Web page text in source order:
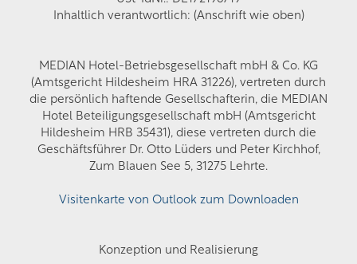
Inhaltlich verantwortlich: (Anschrift wie oben)
MEDIAN Hotel-Betriebsgesellschaft mbH & Co. KG
(Amtsgericht Hildesheim HRA 31226), vertreten durch
die persönlich haftende Gesellschafterin, die MEDIAN
Hotel Beteiligungsgesellschaft mbH (Amtsgericht
Hildesheim HRB 35431), diese vertreten durch die
Geschäftsführer Dr. Otto Lüders und Peter Kirchhof,
Zum Blauen See 5, 31275 Lehrte.
Visitenkarte von Outlook zum Downloaden
Konzeption und Realisierung